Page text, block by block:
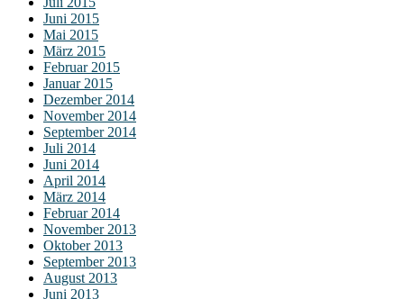
Juni 2015
Mai 2015
März 2015
Februar 2015
Januar 2015
Dezember 2014
November 2014
September 2014
Juli 2014
Juni 2014
April 2014
März 2014
Februar 2014
November 2013
Oktober 2013
September 2013
August 2013
Juni 2013